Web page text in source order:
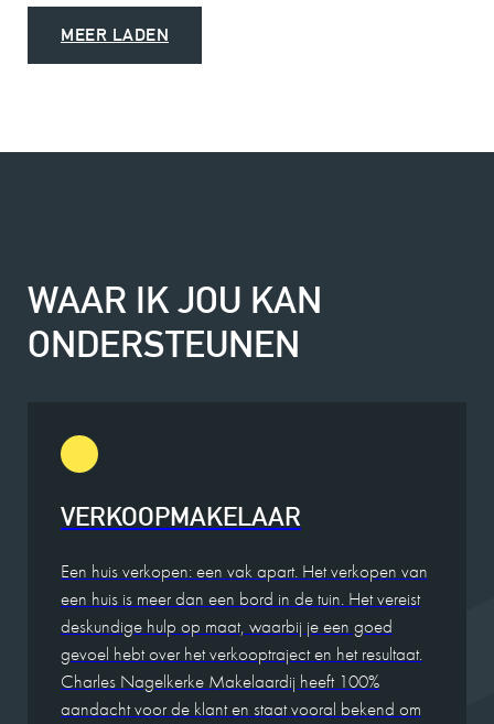
MEER LADEN
WAAR IK JOU KAN
ONDERSTEUNEN
VERKOOPMAKELAAR
Een huis verkopen: een vak apart. Het verkopen van
een huis is meer dan een bord in de tuin. Het vereist
deskundige hulp op maat, waarbij je een goed
gevoel hebt over het verkooptraject en het resultaat.
Charles Nagelkerke Makelaardij heeft 100%
aandacht voor de klant en staat vooral bekend om